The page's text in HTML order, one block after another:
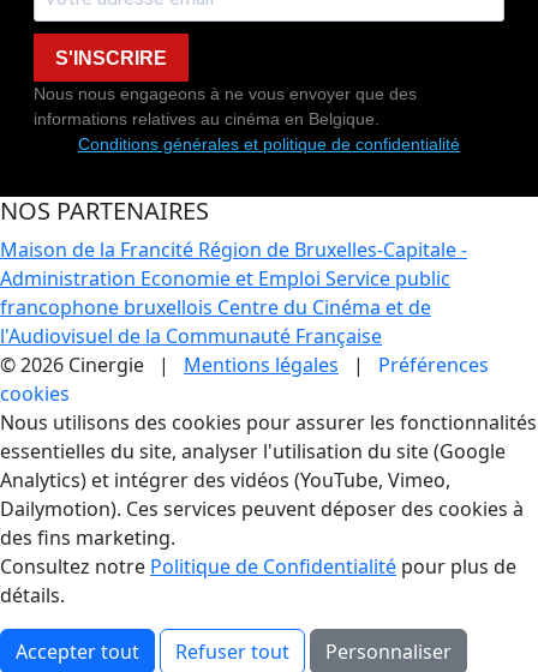
S'INSCRIRE
Nous nous engageons à ne vous envoyer que des
informations relatives au cinéma en Belgique.
Conditions générales et politique de confidentialité
NOS PARTENAIRES
Maison de la Francité Région de Bruxelles-Capitale -
Administration Economie et Emploi Service public
francophone bruxellois Centre du Cinéma et de
l'Audiovisuel de la Communauté Française
© 2026 Cinergie | Mentions légales | Préférences
cookies
Gestion des Cookies
Nous utilisons des cookies pour assurer les fonctionnalités
essentielles du site, analyser l'utilisation du site (Google
Analytics) et intégrer des vidéos (YouTube, Vimeo,
Dailymotion). Ces services peuvent déposer des cookies à
des fins marketing.
Consultez notre Politique de Confidentialité pour plus de
détails.
Accepter tout Refuser tout Personnaliser